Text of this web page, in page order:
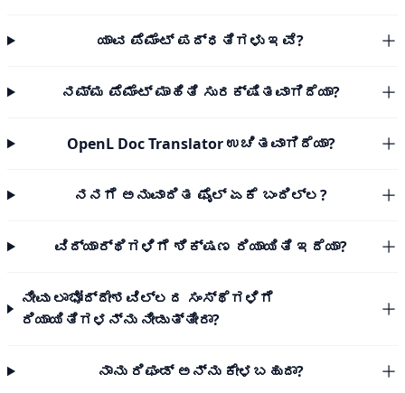
ಯಾವ ಪೆಮೆಂಟ್ ಪದ್ಧತಿಗಳು ಇವೆ?
ನಮ್ಮ ಪೆಮೆಂಟ್ ಮಾಹಿತಿ ಸುರಕ್ಷಿತವಾಗಿದೆಯಾ?
OpenL Doc Translator ಉಚಿತವಾಗಿದೆಯಾ?
ನನಗೆ ಅನುವಾದಿತ ಫೈಲ್ ಏಕೆ ಬಂದಿಲ್ಲ?
ವಿದ್ಯಾರ್ಥಿಗಳಿಗೆ ಶಿಕ್ಷಣ ರಿಯಾಯಿತಿ ಇದೆಯಾ?
ನೀವು ಲಾಭೋದ್ದೇಶವಿಲ್ಲದ ಸಂಸ್ಥೆಗಳಿಗೆ
ರಿಯಾಯಿತಿಗಳನ್ನು ನೀಡುತ್ತೀರಾ?
ನಾನು ರಿಫಂಡ್ ಅನ್ನು ಕೇಳಬಹುದಾ?